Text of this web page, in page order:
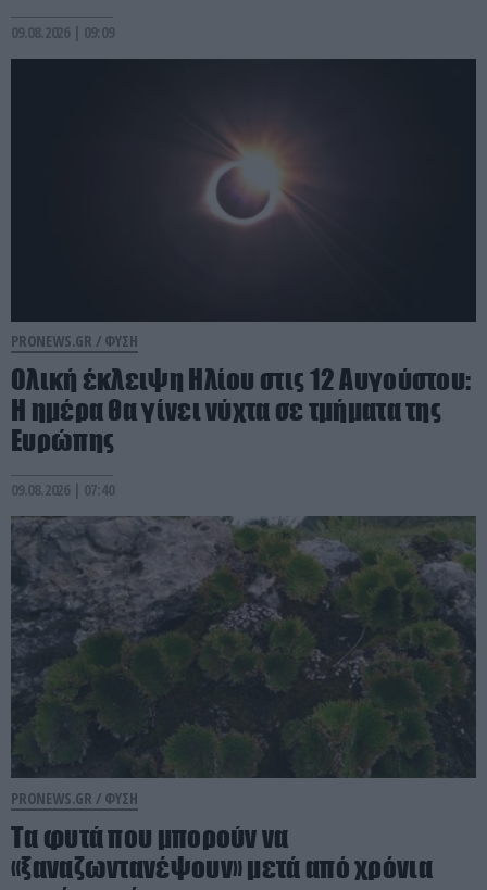
09.08.2026 | 09:09
PRONEWS.GR / ΦΥΣΗ
Ολική έκλειψη Ηλίου στις 12 Αυγούστου:
Η ημέρα θα γίνει νύχτα σε τμήματα της
Ευρώπης
09.08.2026 | 07:40
PRONEWS.GR / ΦΥΣΗ
Τα φυτά που μπορούν να
«ξαναζωντανέψουν» μετά από χρόνια